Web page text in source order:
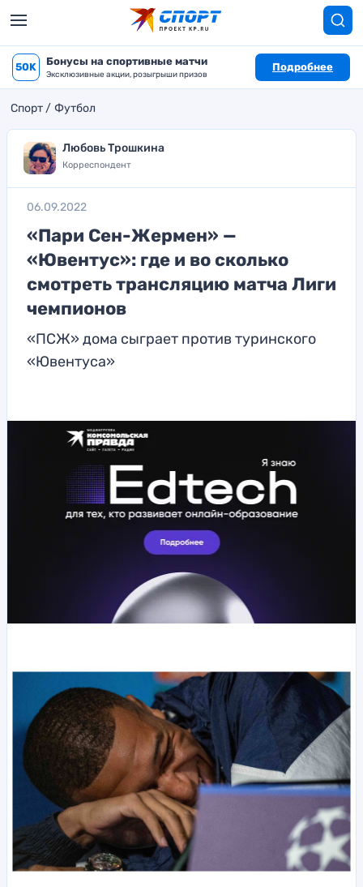
50K Бонусы на спортивные матчи
Эксклюзивные акции, розыгрыши призов
Подробнее
Спорт Футбол
Любовь Трошкина
Корреспондент
06.09.2022
«Пари Сен-Жермен» —
«Ювентус»: где и во сколько
смотреть трансляцию матча Лиги
чемпионов
«ПСЖ» дома сыграет против туринского
«Ювентуса»